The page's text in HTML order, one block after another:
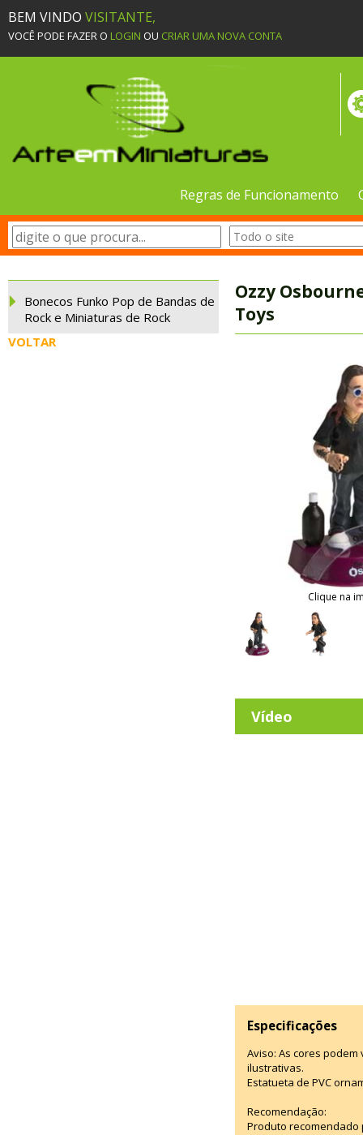
BEM VINDO VISITANTE,
VOCÊ PODE FAZER O LOGIN OU CRIAR UMA NOVA CONTA
Regras de Funcionamento
Bonecos Funko Pop de Bandas de
Rock e Miniaturas de Rock
VOLTAR
Ozzy
Toys
Clique na
Vídeo
Especificações
Aviso: As cores
ilustrativas.
Estatueta de PVC
Recomendação:
Produto recomendado